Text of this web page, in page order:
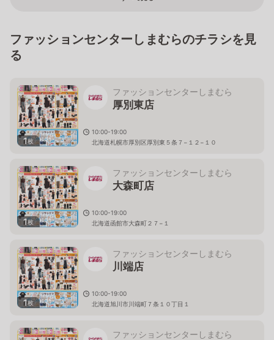
ファッションセンターしまむらのチラシを見
る
1枚
ファッションセンターしまむら
厚別東店
10:00-19:00
北海道札幌市厚別区厚別東５条７−１２−１０
1枚
ファッションセンターしまむら
大森町店
10:00-19:00
北海道函館市大森町２７−１
1枚
ファッションセンターしまむら
川端店
10:00-19:00
北海道旭川市川端町７条１０丁目１
ファッションセンターしまむら